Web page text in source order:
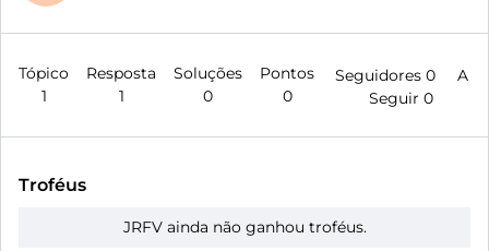
Tópico
1
Resposta
1
Soluções
0
Pontos
0
Seguidores 0
A
Seguir 0
Troféus
JRFV ainda não ganhou troféus.